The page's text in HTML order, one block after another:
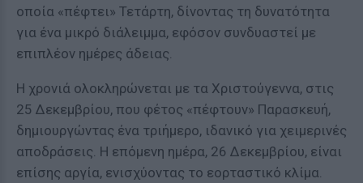
οποία «πέφτει» Τετάρτη, δίνοντας τη δυνατότητα
για ένα μικρό διάλειμμα, εφόσον συνδυαστεί με
επιπλέον ημέρες άδειας.
Η χρονιά ολοκληρώνεται με τα Χριστούγεννα, στις
25 Δεκεμβρίου, που φέτος «πέφτουν» Παρασκευή,
δημιουργώντας ένα τριήμερο, ιδανικό για χειμερινές
αποδράσεις. Η επόμενη ημέρα, 26 Δεκεμβρίου, είναι
επίσης αργία, ενισχύοντας το εορταστικό κλίμα.